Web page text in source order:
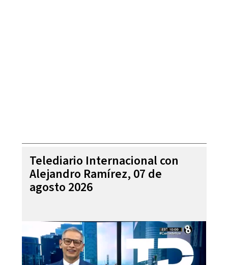
Telediario Internacional con
Alejandro Ramírez, 07 de
agosto 2026